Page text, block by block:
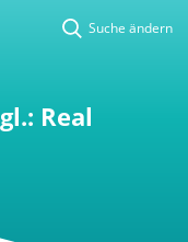
Suche ändern
Real